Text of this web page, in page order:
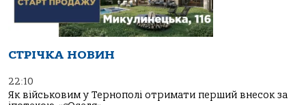
СТРІЧКА НОВИН
22:10
Як військовим у Тернополі отримати перший внесок за